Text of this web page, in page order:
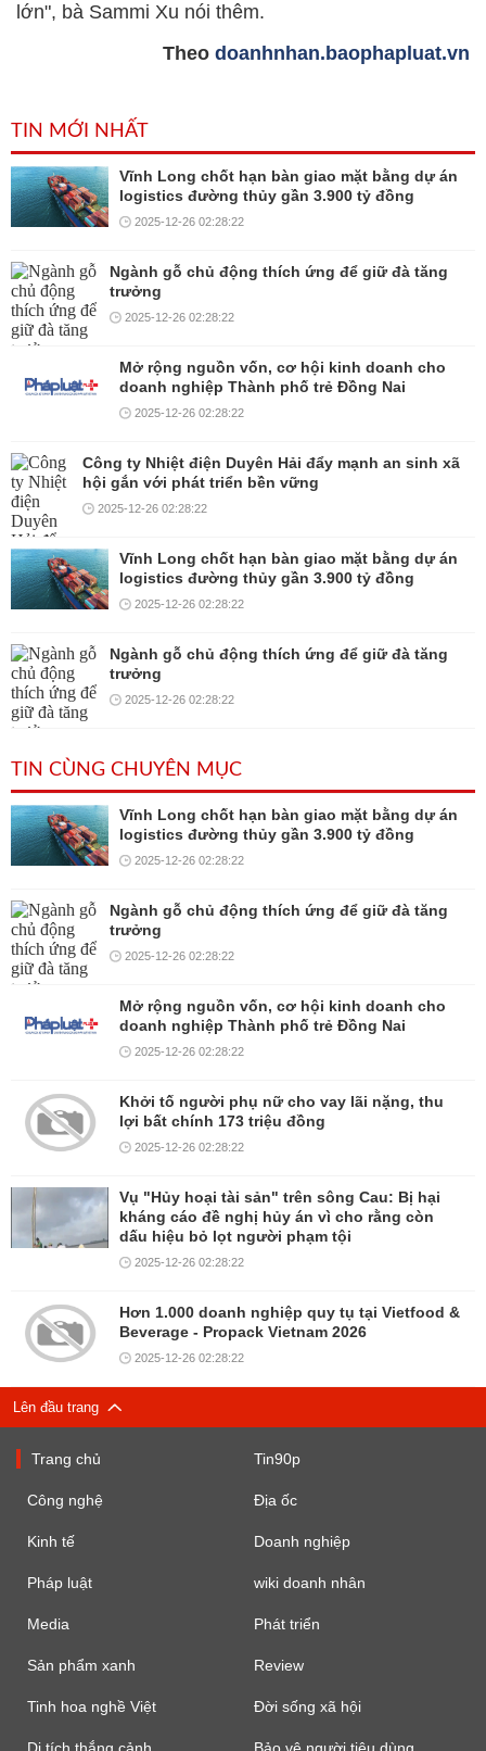
lớn", bà Sammi Xu nói thêm.
Theo doanhnhan.baophapluat.vn
TIN MỚI NHẤT
Vĩnh Long chốt hạn bàn giao mặt bằng dự án
logistics đường thủy gần 3.900 tỷ đồng
2025-12-26 02:28:22
Ngành gỗ chủ động thích ứng để giữ đà tăng
trưởng
2025-12-26 02:28:22
Mở rộng nguồn vốn, cơ hội kinh doanh cho
doanh nghiệp Thành phố trẻ Đồng Nai
2025-12-26 02:28:22
Công ty Nhiệt điện Duyên Hải đẩy mạnh an sinh xã
hội gắn với phát triển bền vững
2025-12-26 02:28:22
Vĩnh Long chốt hạn bàn giao mặt bằng dự án
logistics đường thủy gần 3.900 tỷ đồng
2025-12-26 02:28:22
Ngành gỗ chủ động thích ứng để giữ đà tăng
trưởng
2025-12-26 02:28:22
TIN CÙNG CHUYÊN MỤC
Vĩnh Long chốt hạn bàn giao mặt bằng dự án
logistics đường thủy gần 3.900 tỷ đồng
2025-12-26 02:28:22
Ngành gỗ chủ động thích ứng để giữ đà tăng
trưởng
2025-12-26 02:28:22
Mở rộng nguồn vốn, cơ hội kinh doanh cho
doanh nghiệp Thành phố trẻ Đồng Nai
2025-12-26 02:28:22
Khởi tố người phụ nữ cho vay lãi nặng, thu
lợi bất chính 173 triệu đồng
2025-12-26 02:28:22
Vụ "Hủy hoại tài sản" trên sông Cau: Bị hại
kháng cáo đề nghị hủy án vì cho rằng còn
dấu hiệu bỏ lọt người phạm tội
2025-12-26 02:28:22
Hơn 1.000 doanh nghiệp quy tụ tại Vietfood &
Beverage - Propack Vietnam 2026
2025-12-26 02:28:22
Lên đầu trang
Trang chủ Tin90p
Công nghệ Địa ốc
Kinh tế Doanh nghiệp
Pháp luật wiki doanh nhân
Media Phát triển
Sản phẩm xanh Review
Tinh hoa nghề Việt Đời sống xã hội